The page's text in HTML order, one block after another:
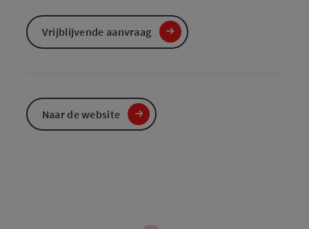
Vrijblijvende aanvraag
Naar de website